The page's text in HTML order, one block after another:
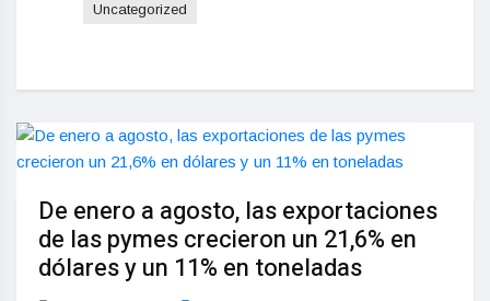
Uncategorized
De enero a agosto, las exportaciones
de las pymes crecieron un 21,6% en
dólares y un 11% en toneladas